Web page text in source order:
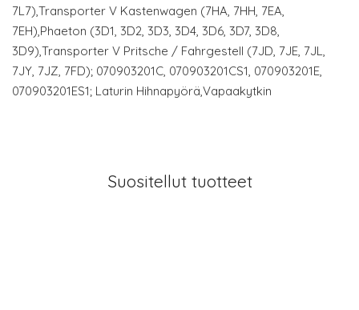
7L7),Transporter V Kastenwagen (7HA, 7HH, 7EA,
7EH),Phaeton (3D1, 3D2, 3D3, 3D4, 3D6, 3D7, 3D8,
3D9),Transporter V Pritsche / Fahrgestell (7JD, 7JE, 7JL,
7JY, 7JZ, 7FD); 070903201C, 070903201CS1, 070903201E,
070903201ES1; Laturin Hihnapyörä,Vapaakytkin
Suositellut tuotteet